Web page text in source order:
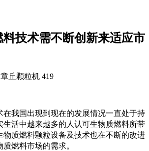
技术需不断创新来适应市
章丘颗粒机 419
在我国出现到现在的发展情况一直处于持
生活中越来越多的人认可生物质燃料所带
物质燃料颗粒设备及技术也在不断的改进
燃料市场的需求。